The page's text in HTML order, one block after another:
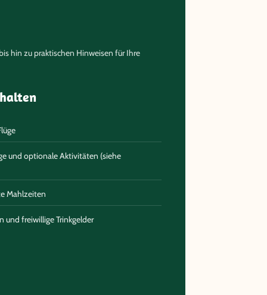
hin zu praktischen Hinweisen für Ihre
und optionale Aktivitäten (siehe
Mahlzeiten
und freiwillige Trinkgelder